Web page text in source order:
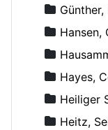
Günther,
Hansen,
Hayes,
Heiliger
Heitz,